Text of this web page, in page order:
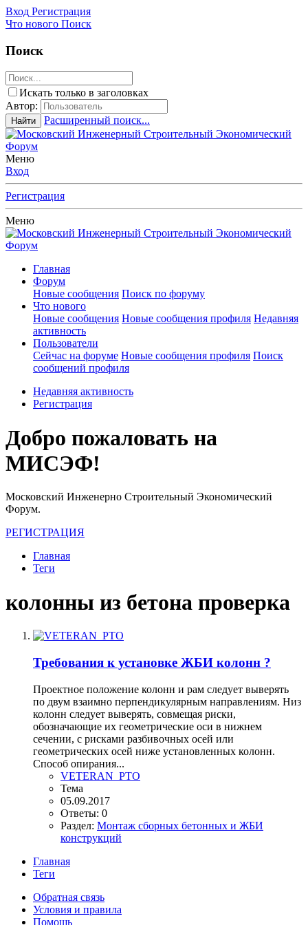
Вход Регистрация
Что нового Поиск
Поиск
Искать только в заголовках
Автор:
Найти Расширенный поиск...
Меню
Вход
Регистрация
Меню
Главная
Форум
Новые сообщения Поиск по форуму
Что нового
Новые сообщения Новые сообщения профиля Недавняя
активность
Пользователи
Сейчас на форуме Новые сообщения профиля Поиск
сообщений профиля
Недавняя активность
Регистрация
Добро пожаловать на
МИСЭФ!
Московский Инженерно Строительный Экономический
Форум.
РЕГИСТРАЦИЯ
Главная
Теги
колонны из бетона проверка
Требования к установке ЖБИ колонн ?
Проектное положение колонн и рам следует выверять
по двум взаимно перпендикулярным направлениям. Низ
колонн следует выверять, совмещая риски,
обозначающие их геометрические оси в нижнем
сечении, с рисками разбивочных осей или
геометрических осей ниже установленных колонн.
Способ опирания...
VETERAN_PTO
Тема
05.09.2017
Ответы: 0
Раздел: Монтаж сборных бетонных и ЖБИ
конструкций
Главная
Теги
Обратная связь
Условия и правила
Помощь